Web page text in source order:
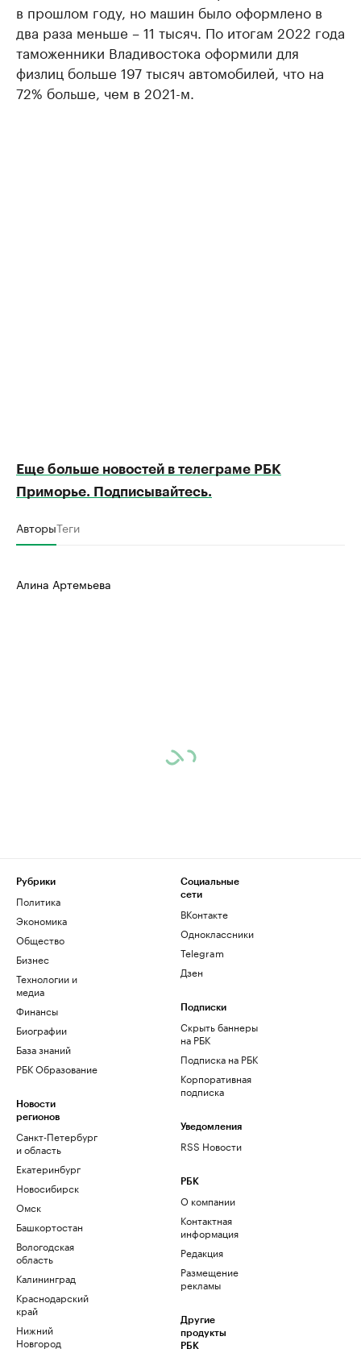
в прошлом году, но машин было оформлено в
два раза меньше – 11 тысяч. По итогам 2022 года
таможенники Владивостока оформили для
физлиц больше 197 тысяч автомобилей, что на
72% больше, чем в 2021-м.
Еще больше новостей в телеграме РБК
Приморье. Подписывайтесь.
АвторыТеги
Алина Артемьева
Рубрики
Политика
Экономика
Общество
Бизнес
Технологии и
медиа
Финансы
Биографии
База знаний
РБК Образование
Новости
регионов
Санкт-Петербург
и область
Екатеринбург
Новосибирск
Омск
Башкортостан
Вологодская
область
Калининград
Краснодарский
край
Нижний
Новгород
Социальные
сети
ВКонтакте
Одноклассники
Telegram
Дзен
Подписки
Скрыть баннеры
на РБК
Подписка на РБК
Корпоративная
подписка
Уведомления
RSS Новости
РБК
О компании
Контактная
информация
Редакция
Размещение
рекламы
Другие
продукты
РБК